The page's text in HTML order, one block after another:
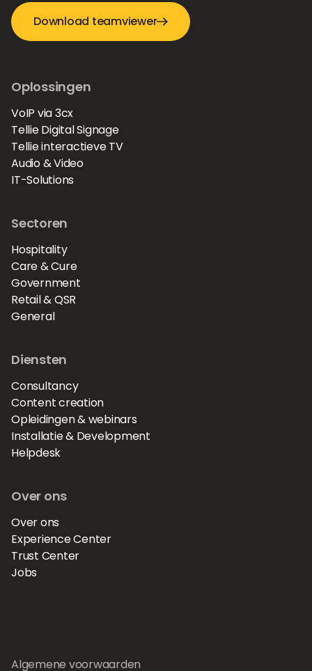
Download teamviewer
Oplossingen
VoIP via 3cx
Tellie Digital Signage
Tellie interactieve TV
Audio & Video
IT-Solutions
Sectoren
Hospitality
Care & Cure
Government
Retail & QSR
General
Diensten
Consultancy
Content creation
Opleidingen & webinars
Installatie & Development
Helpdesk
Over ons
Over ons
Experience Center
Trust Center
Jobs
Algemene voorwaarden